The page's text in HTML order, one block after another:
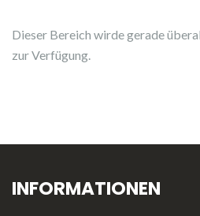
Dieser Bereich wirde gerade
zur Verfügung.
INFORMATIONEN